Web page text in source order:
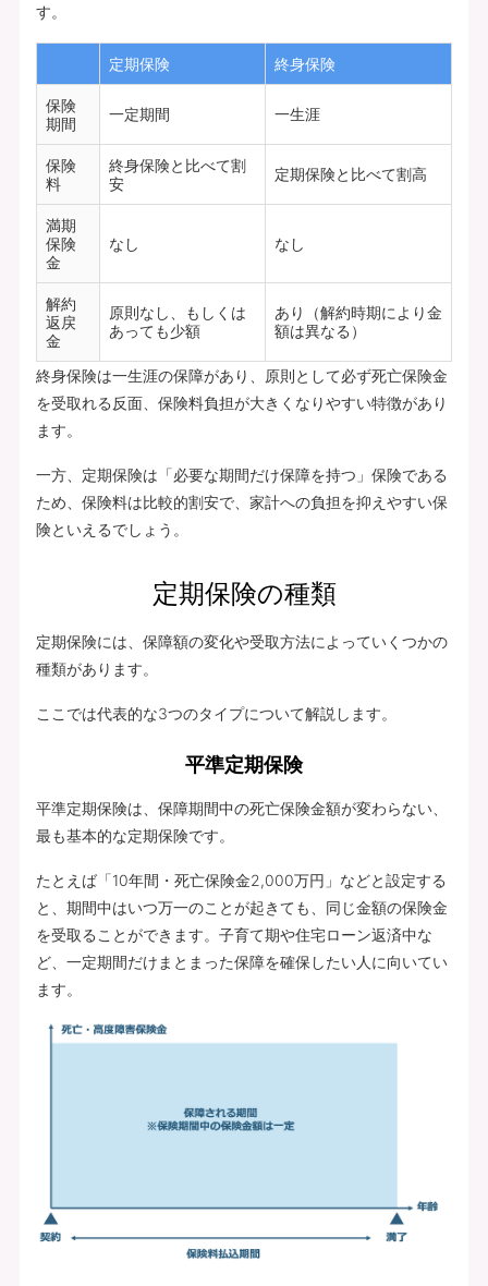
す。
定期保険 終身保険
保険
期間
一定期間 一生涯
保険
料
終身保険と比べて割
安
定期保険と比べて割高
満期
保険
金
なし なし
解約
返戻
金
原則なし、もしくは
あっても少額
あり（解約時期により金
額は異なる）
終身保険は一生涯の保障があり、原則として必ず死亡保険金
を受取れる反面、保険料負担が大きくなりやすい特徴があり
ます。
一方、定期保険は「必要な期間だけ保障を持つ」保険である
ため、保険料は比較的割安で、家計への負担を抑えやすい保
険といえるでしょう。
定期保険の種類
定期保険には、保障額の変化や受取方法によっていくつかの
種類があります。
ここでは代表的な3つのタイプについて解説します。
平準定期保険
平準定期保険は、保障期間中の死亡保険金額が変わらない、
最も基本的な定期保険です。
たとえば「10年間・死亡保険金2,000万円」などと設定する
と、期間中はいつ万一のことが起きても、同じ金額の保険金
を受取ることができます。子育て期や住宅ローン返済中な
ど、一定期間だけまとまった保障を確保したい人に向いてい
ます。